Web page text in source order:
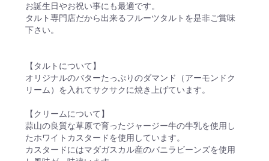
お誕生日やお祝い事にも最適です。
タルト専門店だから出来るフルーツタルトを是非ご賞味
下さい。
【タルトについて】
オリジナルのバターたっぷりのダマンド（アーモンドク
リーム）を入れてサクサクに焼き上げています。
【クリームについて】
蒜山の良質な草原で育ったジャージー牛の牛乳を使用し
たホワイトカスタードを使用しています。
カスタードにはマダガスカル産のバニラビーンズを使用